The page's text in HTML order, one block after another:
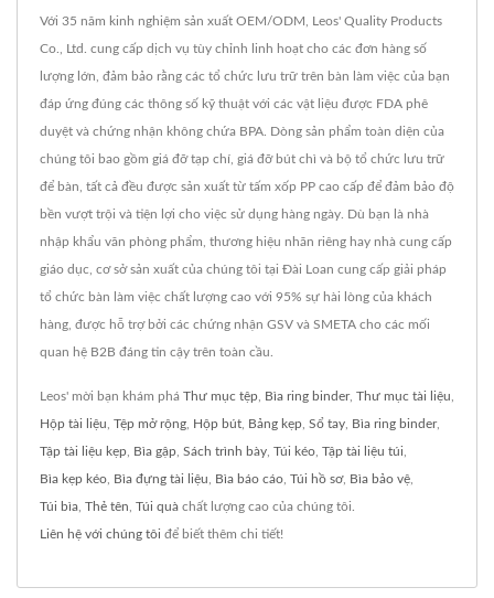
Với 35 năm kinh nghiệm sản xuất OEM/ODM, Leos' Quality Products
Co., Ltd. cung cấp dịch vụ tùy chỉnh linh hoạt cho các đơn hàng số
lượng lớn, đảm bảo rằng các tổ chức lưu trữ trên bàn làm việc của bạn
đáp ứng đúng các thông số kỹ thuật với các vật liệu được FDA phê
duyệt và chứng nhận không chứa BPA. Dòng sản phẩm toàn diện của
chúng tôi bao gồm giá đỡ tạp chí, giá đỡ bút chì và bộ tổ chức lưu trữ
để bàn, tất cả đều được sản xuất từ tấm xốp PP cao cấp để đảm bảo độ
bền vượt trội và tiện lợi cho việc sử dụng hàng ngày. Dù bạn là nhà
nhập khẩu văn phòng phẩm, thương hiệu nhãn riêng hay nhà cung cấp
giáo dục, cơ sở sản xuất của chúng tôi tại Đài Loan cung cấp giải pháp
tổ chức bàn làm việc chất lượng cao với 95% sự hài lòng của khách
hàng, được hỗ trợ bởi các chứng nhận GSV và SMETA cho các mối
quan hệ B2B đáng tin cậy trên toàn cầu.
Leos' mời bạn khám phá Thư mục tệp Bìa ring binder, Thư mục tài liệu
Hộp tài liệu Tệp mở rộng Hộp bút Bảng kẹp Sổ tay Bìa ring binder,
Tập tài liệu kẹp Bìa gập Sách trình bày Túi kéo Tập tài liệu túi
Bìa kẹp kéo Bìa đựng tài liệu Bìa báo cáo Túi hồ sơ, Bìa bảo vệ
Túi bìa Thẻ tên Túi quà chất lượng cao của chúng tôi.
Liên hệ với chúng tôi để biết thêm chi tiết!